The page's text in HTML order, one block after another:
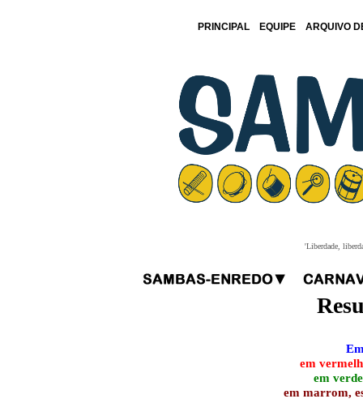
PRINCIPAL EQUIPE ARQUIVO
'Liberdade,
em
em
em marrom,